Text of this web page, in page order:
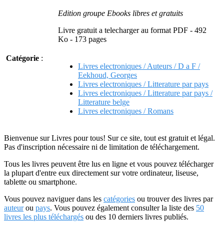
Edition groupe Ebooks libres et gratuits
Livre gratuit a telecharger au format PDF - 492
Ko - 173 pages
Catégorie :
Livres electroniques / Auteurs / D a F /
Eekhoud, Georges
Livres electroniques / Litterature par pays
Livres electroniques / Litterature par pays /
Litterature belge
Livres electroniques / Romans
Bienvenue sur Livres pour tous! Sur ce site, tout est gratuit et légal.
Pas d'inscription nécessaire ni de limitation de téléchargement.
Tous les livres peuvent être lus en ligne et vous pouvez télécharger
la plupart d'entre eux directement sur votre ordinateur, liseuse,
tablette ou smartphone.
Vous pouvez naviguer dans les catégories ou trouver des livres par
auteurou pays. Vous pouvez également consulter la liste des 50
livres les plus téléchargés ou des 10 derniers livres publiés.